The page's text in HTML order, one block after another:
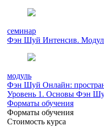
семинар
Фэн Шуй Интенсив.
модуль
Фэн Шуй Онлайн:
Уровень 1. Основы Фэн
Форматы обучения
Форматы обучения
Стоимость курса